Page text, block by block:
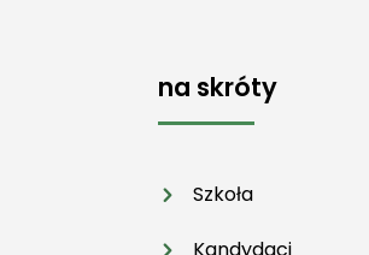
na skróty
Szkoła